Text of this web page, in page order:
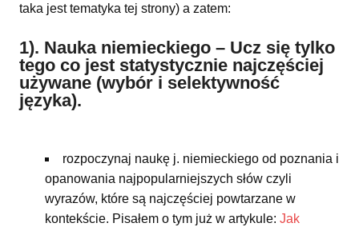
taka jest tematyka tej strony) a zatem:
1). Nauka niemieckiego – Ucz się tylko
tego co jest statystycznie najczęściej
używane (wybór i selektywność
języka).
rozpoczynaj naukę j. niemieckiego od poznania i
opanowania najpopularniejszych słów czyli
wyrazów, które są najczęściej powtarzane w
kontekście. Pisałem o tym już w artykule: Jak